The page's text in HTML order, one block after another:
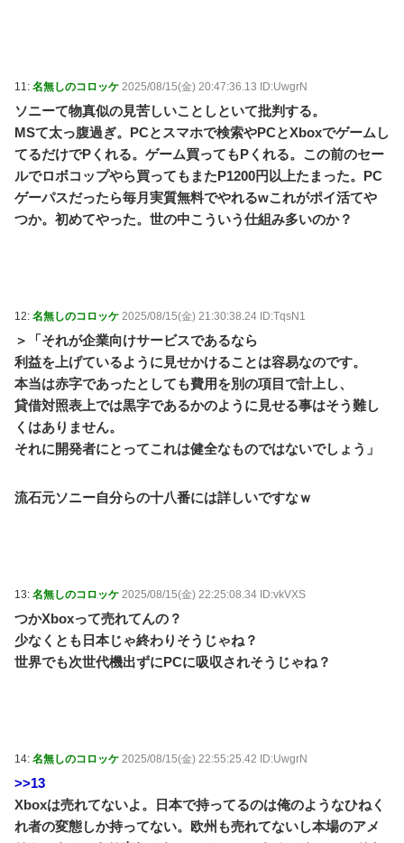
11: 名無しのコロッケ 2025/08/15(金) 20:47:36.13 ID:UwgrN
ソニーて物真似の見苦しいことしといて批判する。
MSて太っ腹過ぎ。PCとスマホで検索やPCとXboxでゲームし
てるだけでPくれる。ゲーム買ってもPくれる。この前のセー
ルでロボコップやら買ってもまたP1200円以上たまった。PC
ゲーパスだったら毎月実質無料でやれるwこれがポイ活てや
つか。初めてやった。世の中こういう仕組み多いのか？
12: 名無しのコロッケ 2025/08/15(金) 21:30:38.24 ID:TqsN1
＞「それが企業向けサービスであるなら
利益を上げているように見せかけることは容易なのです。
本当は赤字であったとしても費用を別の項目で計上し、
貸借対照表上では黒字であるかのように見せる事はそう難し
くはありません。
それに開発者にとってこれは健全なものではないでしょう」
流石元ソニー自分らの十八番には詳しいですなｗ
13: 名無しのコロッケ 2025/08/15(金) 22:25:08.34 ID:vkVXS
つかXboxって売れてんの？
少なくとも日本じゃ終わりそうじゃね？
世界でも次世代機出ずにPCに吸収されそうじゃね？
14: 名無しのコロッケ 2025/08/15(金) 22:55:25.42 ID:UwgrN
>>13
Xboxは売れてないよ。日本で持ってるのは俺のようなひねく
れ者の変態しか持ってない。欧州も売れてないし本場のアメ